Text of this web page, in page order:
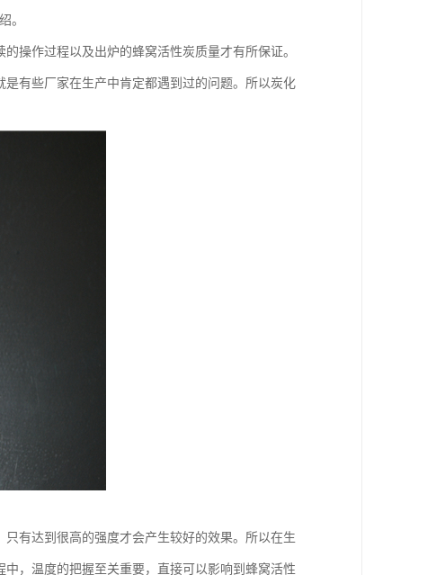
。
操作过程以及出炉的蜂窝活性炭质量才有所保证。
有些厂家在生产中肯定都遇到过的问题。所以炭化
有达到很高的强度才会产生较好的效果。所以在生
，温度的把握至关重要，直接可以影响到蜂窝活性